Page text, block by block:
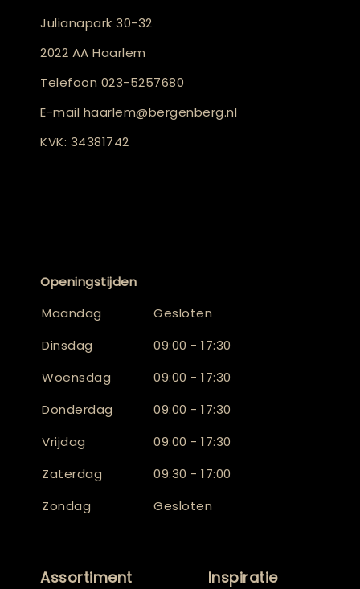
Julianapark 30-32
2022 AA Haarlem
Telefoon 023-5257680
E-mail haarlem@bergenberg.nl
KVK: 34381742
Openingstijden
Maandag
Gesloten
Dinsdag
09:00 - 17:30
Woensdag
09:00 - 17:30
Donderdag
09:00 - 17:30
Vrijdag
09:00 - 17:30
Zaterdag
09:30 - 17:00
Zondag
Gesloten
Assortiment Inspiratie